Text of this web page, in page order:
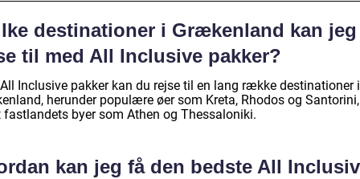
destinationer i Grækenland kan jeg
til med All Inclusive pakker?
Inclusive pakker kan du rejse til en lang række destinationer i
herunder populære øer som Kreta, Rhodos og Santorini,
fastlandets byer som Athen og Thessaloniki.
kan jeg få den bedste All